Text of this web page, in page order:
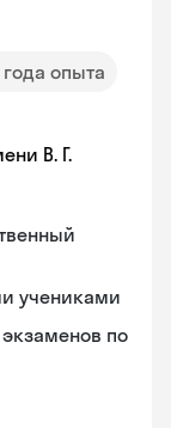
года опыта
В. Г.
учениками
по